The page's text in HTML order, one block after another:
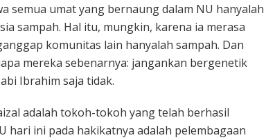
semua umat yang bernaung dalam NU hanyalah
sampah. Hal itu, mungkin, karena ia merasa
komunitas lain hanyalah sampah. Dan
mereka sebenarnya: jangankan bergenetik
Ibrahim saja tidak.
adalah tokoh-tokoh yang telah berhasil
hari ini pada hakikatnya adalah pelembagaan